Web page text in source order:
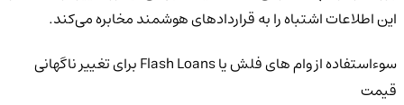
این اطلاعات اشتباه را به قراردادهای هوشمند مخابره می‌کند.
سوءاستفاده از وام های فلش یا Flash Loans برای تغییر ناگهانی
قیمت